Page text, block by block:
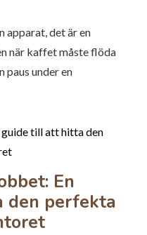
apparat, det är en
när kaffet måste flöda
paus under en
En
den perfekta